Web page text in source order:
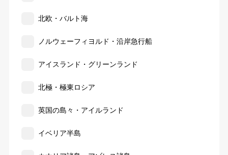
北欧・バルト海
ノルウェーフィヨルド・沿岸急行船
アイスランド・グリーンランド
北極・極東ロシア
英国の島々・アイルランド
イベリア半島